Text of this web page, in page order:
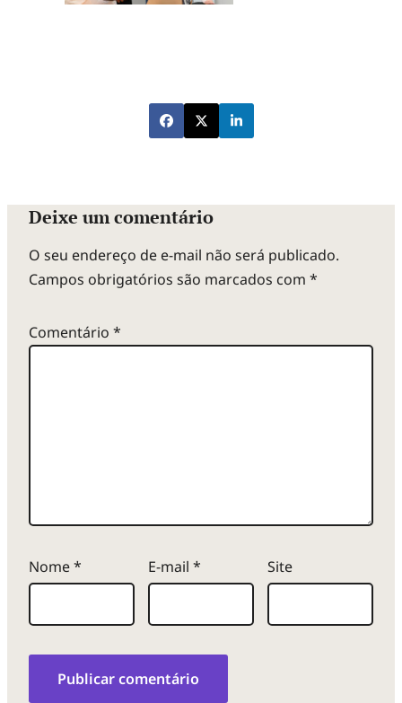
Deixe um comentário
O seu endereço de e-mail não será publicado.
Campos obrigatórios são marcados com *
Comentário *
Nome* E-mail * Site